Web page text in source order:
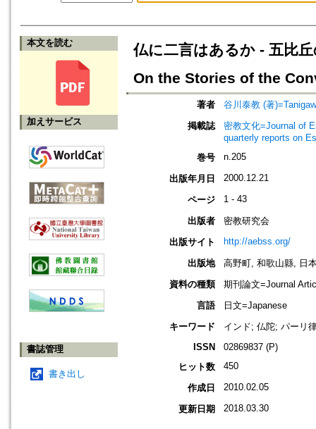
本文を読む
加えサービス
書誌管理
書き出し
仏に二言はあるか - 五比
On the Stories of the
著者
谷川泰教 (著
掲載誌
密教文化=Journal of
quarterly reports on
巻号
n.205
出版年月日 2000.12.21
ページ 1 - 43
出版者
密教研究会
出版サイト
http://aebss.org/
出版地
高野町, 和歌山縣, 日
資料の種類
期刊論文=Journal
言語
日文=Japanese
キーワード
インド; 仏陀; パーリ
ISSN
02869837 (P)
ヒット数
450
作成日 2010.02.05
更新日期 2018.03.30